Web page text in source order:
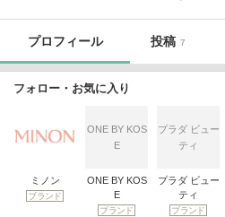
プロフィール 投稿 7
フォロー・お気に入り
ミノン
ブランド
ONE BY KOS
E
ONE BY KOS
E
ブランド
プラダ ビュー
ティ
プラダ ビュー
ティ
ブランド